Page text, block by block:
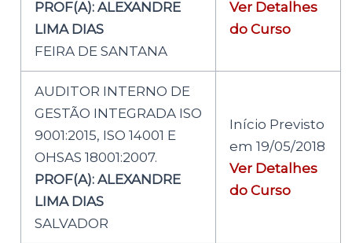
PROF(A): ALEXANDRE
LIMA DIAS
FEIRA DE SANTANA
Ver Detalhes
do Curso
AUDITOR INTERNO DE
GESTÃO INTEGRADA ISO
9001:2015, ISO 14001 E
OHSAS 18001:2007.
PROF(A): ALEXANDRE
LIMA DIAS
SALVADOR
Início Previsto
em 19/05/2018
Ver Detalhes
do Curso